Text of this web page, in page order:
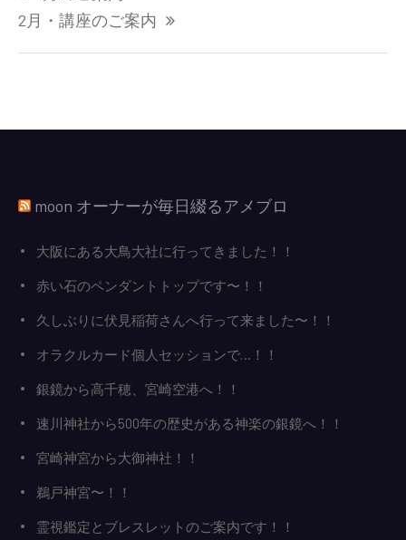
ナ
ョ
2月・講座のご案内
moon オーナーが毎日綴るアメブロ
大阪にある大鳥大社に行ってきました！！
赤い石のペンダントトップです〜！！
久しぶりに伏見稲荷さんへ行って来ました〜！！
オラクルカード個人セッションで…！！
銀鏡から高千穂、宮崎空港へ！！
速川神社から500年の歴史がある神楽の銀鏡へ！！
宮崎神宮から大御神社！！
鵜戸神宮〜！！
霊視鑑定とブレスレットのご案内です！！